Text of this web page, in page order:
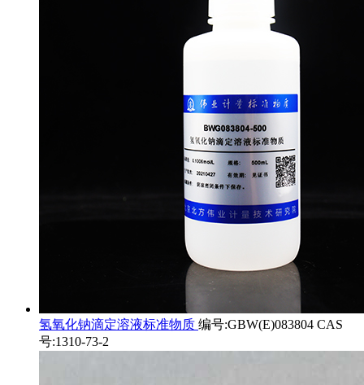
氢氧化钠滴定溶液标准物质 编号:GBW(E)083804 CAS
号:1310-73-2